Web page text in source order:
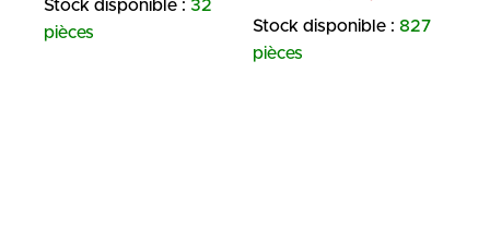
Stock disponible : 32
pièces
Stock disponible :827
pièces